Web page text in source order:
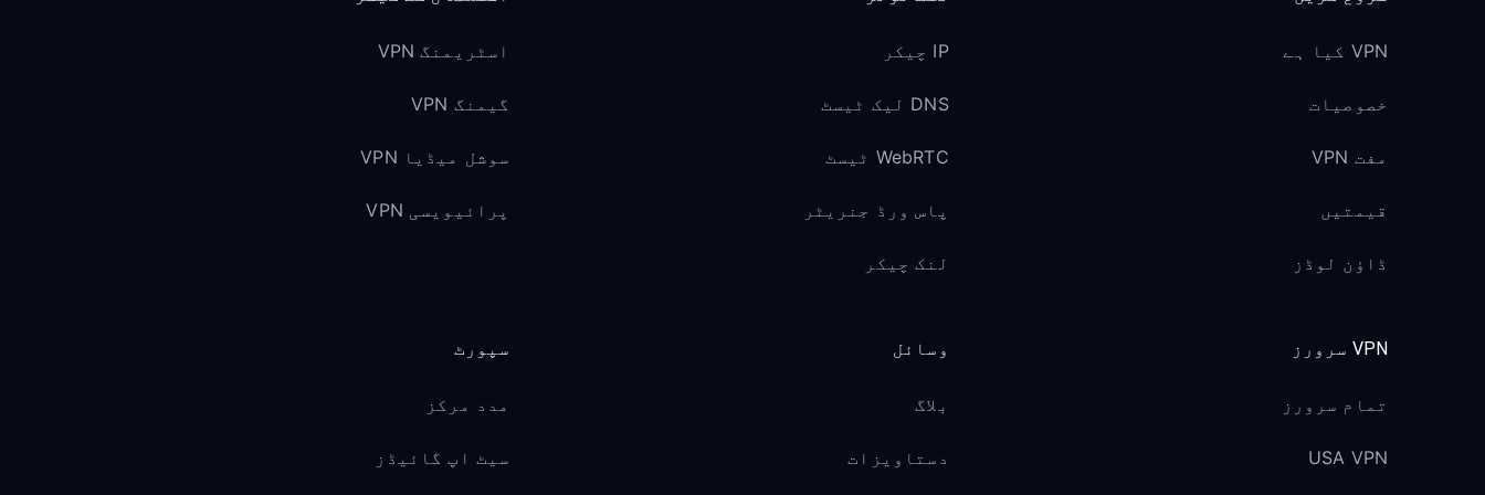
VPN کیا ہے
خصوصیات
مفت VPN
قیمتیں
ڈاؤن لوڈز
IP چیکر
DNS لیک ٹیسٹ
WebRTC ٹیسٹ
پاس ورڈ جنریٹر
لنک چیکر
اسٹریمنگ VPN
گیمنگ VPN
سوشل میڈیا VPN
پرائیویسی VPN
VPN سرورز
تمام سرورز
USA VPN
وسائل
بلاگ
دستاویزات
سپورٹ
مدد مرکز
سیٹ اپ گائیڈز